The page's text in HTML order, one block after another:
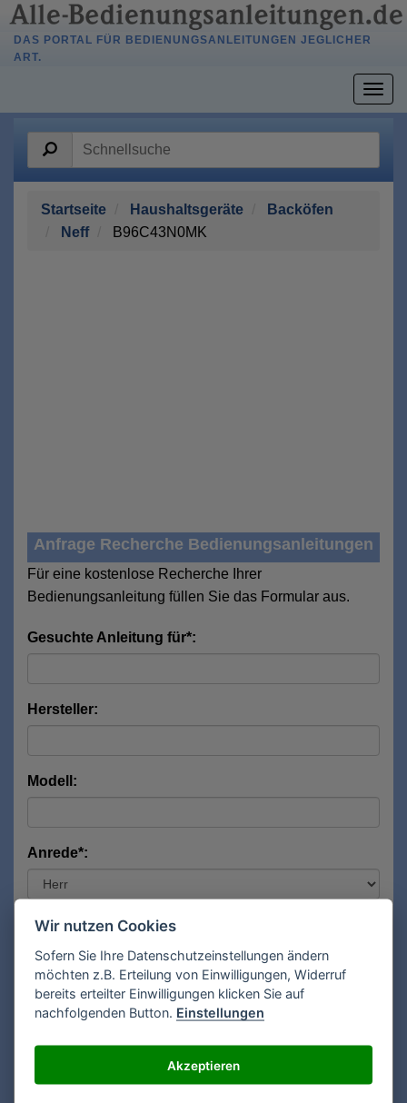
DAS PORTAL FÜR BEDIENUNGSANLEITUNGEN JEGLICHER
ART.
Startseite Haushaltsgeräte
Backöfen
Neff
B96C43N0MK
Anfrage Recherche Bedienungsanleitungen
Für eine kostenlose Recherche Ihrer
Bedienungsanleitung füllen Sie das Formular aus.
Gesuchte Anleitung für*:
Hersteller:
Modell:
Anrede*:
Vorname*:
Nachname*:
Wir nutzen Cookies
Sofern Sie Ihre Datenschutzeinstellungen ändern
möchten z.B. Erteilung von Einwilligungen, Widerruf
bereits erteilter Einwilligungen klicken Sie auf
nachfolgenden Button. Einstellungen
Akzeptieren